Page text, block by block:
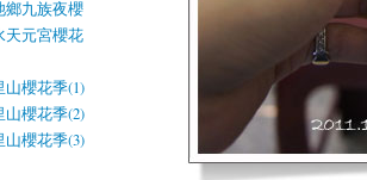
鄉九族夜櫻
天元宮櫻花
櫻花季(1)
櫻花季(2)
櫻花季(3)